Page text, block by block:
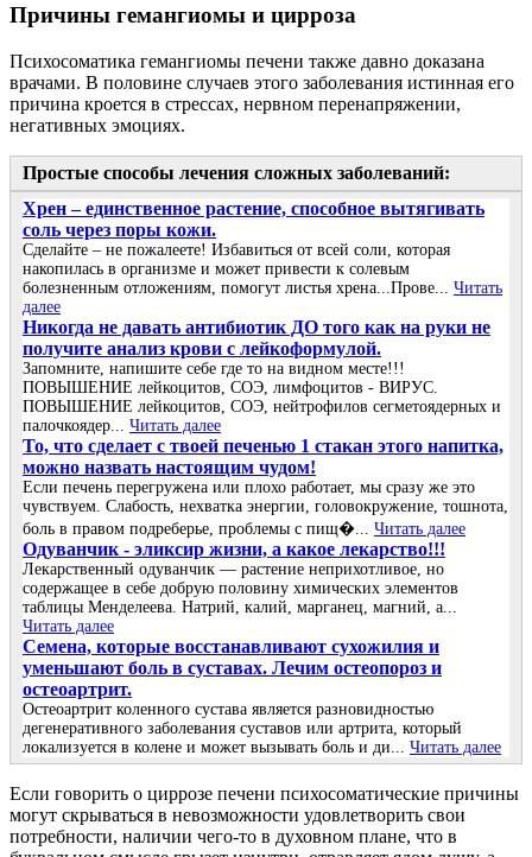
Причины гемангиомы и цирроза
Психосоматика гемангиомы печени также давно доказана
врачами. В половине случаев этого заболевания истинная его
причина кроется в стрессах, нервном перенапряжении,
негативных эмоциях.
Простые способы лечения сложных заболеваний:
Хрен – единственное растение, способное вытягивать
соль через поры кожи.
Сделайте – не пожалеете! Избавиться от всей соли, которая
накопилась в организме и может привести к солевым
болезненным отложениям, помогут листья хрена...Прове... Читать
далее
Никогда не давать антибиотик ДО того как на руки не
получите анализ крови с лейкоформулой.
Запомните, напишите себе где то на видном месте!!!
ПОВЫШЕНИЕ лейкоцитов, СОЭ, лимфоцитов - ВИРУС.
ПОВЫШЕНИЕ лейкоцитов, СОЭ, нейтрофилов сегметоядерных и
палочкоядер... Читать далее
То, что сделает с твоей печенью 1 стакан этого напитка,
можно назвать настоящим чудом!
Если печень перегружена или плохо работает, мы сразу же это
чувствуем. Слабость, нехватка энергии, головокружение, тошнота,
боль в правом подреберье, проблемы с пищ�... Читать далее
Одуванчик - эликсир жизни, а какое лекарство!!!
Лекарственный одуванчик — растение неприхотливое, но
содержащее в себе добрую половину химических элементов
таблицы Менделеева. Натрий, калий, марганец, магний, а...
Читать далее
Семена, которые восстанавливают сухожилия и
уменьшают боль в суставах. Лечим остеопороз и
остеоартрит.
Остеоартрит коленного сустава является разновидностью
дегенеративного заболевания суставов или артрита, который
локализуется в колене и может вызывать боль и ди... Читать далее
Если говорить о циррозе печени психосоматические причины
могут скрываться в невозможности удовлетворить свои
потребности, наличии чего-то в духовном плане, что в